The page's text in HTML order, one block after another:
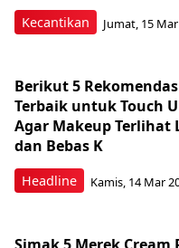
Kecantikan Jumat, 15
Headline
Berikut 5
Terbaik untuk Touch
Agar Makeup Terlihat
dan Bebas K
Kamis, 14 Mar